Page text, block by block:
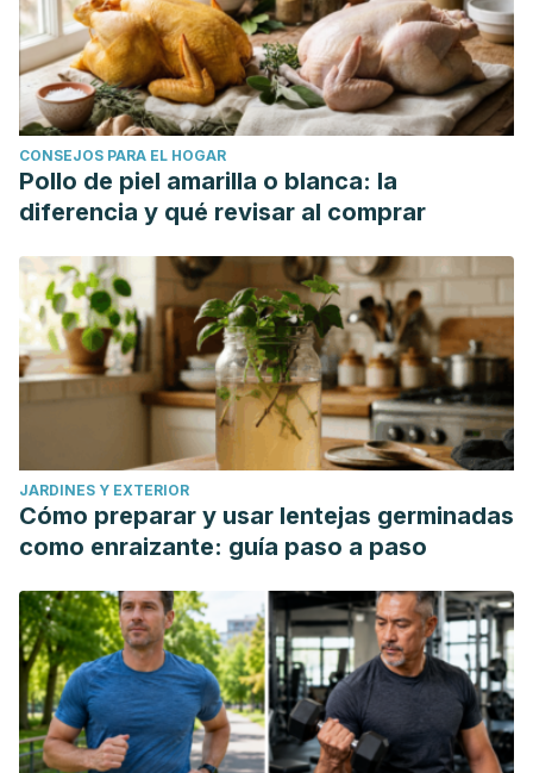
CONSEJOS PARA EL HOGAR
Pollo de piel amarilla o blanca: la
diferencia y qué revisar al comprar
JARDINES Y EXTERIOR
Cómo preparar y usar lentejas germinadas
como enraizante: guía paso a paso